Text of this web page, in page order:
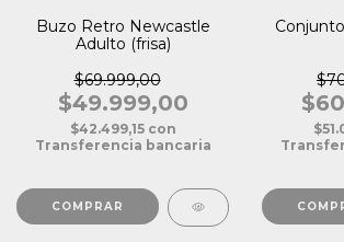
Buzo Retro Newcastle
Adulto (frisa)
$69.999,00
$49.999,00
$42.499,15 con
Transferencia bancaria
COMPRAR